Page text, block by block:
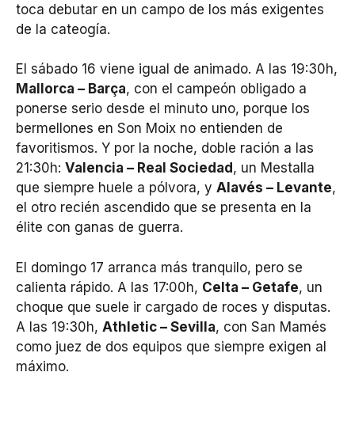
toca debutar en un campo de los más exigentes
de la cateogía.
El sábado 16 viene igual de animado. A las 19:30h,
Mallorca – Barça, con el campeón obligado a
ponerse serio desde el minuto uno, porque los
bermellones en Son Moix no entienden de
favoritismos. Y por la noche, doble ración a las
21:30h: Valencia – Real Sociedad , un Mestalla
que siempre huele a pólvora, y Alavés – Levante,
el otro recién ascendido que se presenta en la
élite con ganas de guerra.
El domingo 17 arranca más tranquilo, pero se
calienta rápido. A las 17:00h, Celta – Getafe, un
choque que suele ir cargado de roces y disputas.
A las 19:30h, Athletic – Sevilla, con San Mamés
como juez de dos equipos que siempre exigen al
máximo.